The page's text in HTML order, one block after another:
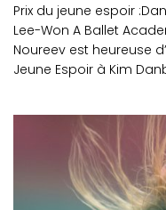
Prix du jeune espoir
Lee-Won A Ballet
Noureev est heureuse
Jeune Espoir à Kim